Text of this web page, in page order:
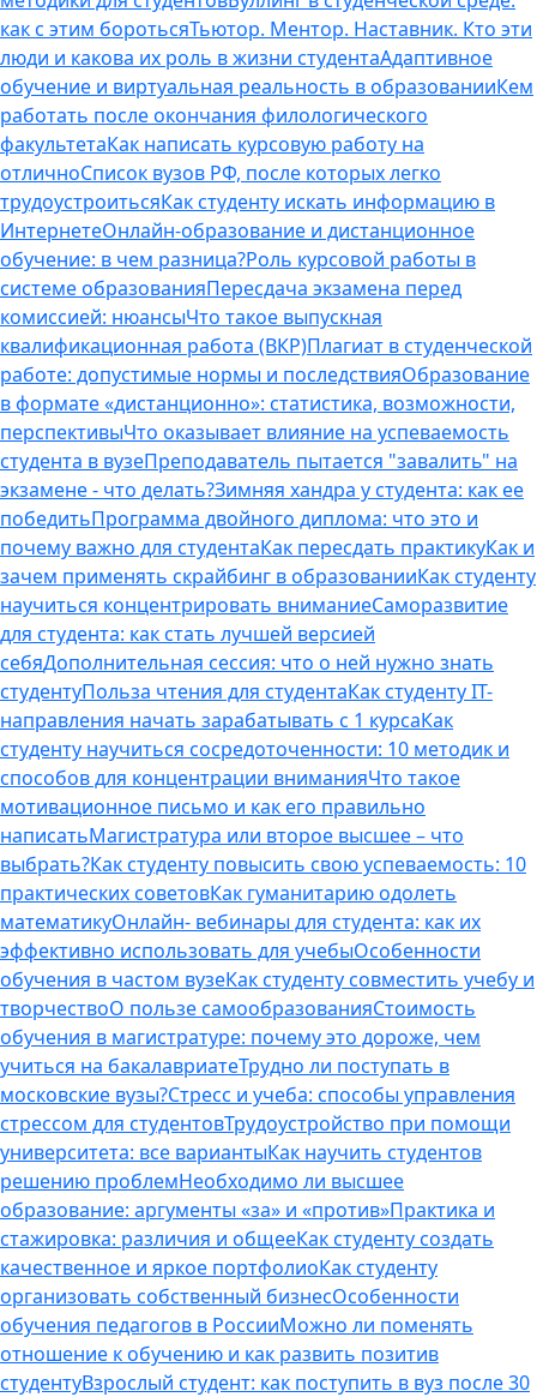
как с этим боротьсяТьютор. Ментор. Наставник. Кто эти
люди и какова их роль в жизни студентаАдаптивное
обучение и виртуальная реальность в образованииКем
работать после окончания филологического
факультетаКак написать курсовую работу на
отличноСписок вузов РФ, после которых легко
трудоустроитьсяКак студенту искать информацию в
ИнтернетеОнлайн-образование и дистанционное
обучение: в чем разница?Роль курсовой работы в
системе образованияПересдача экзамена перед
комиссией: нюансыЧто такое выпускная
квалификационная работа (ВКР)Плагиат в студенческой
работе: допустимые нормы и последствияОбразование
в формате «дистанционно»: статистика, возможности,
перспективыЧто оказывает влияние на успеваемость
студента в вузеПреподаватель пытается "завалить" на
экзамене - что делать?Зимняя хандра у студента: как ее
победитьПрограмма двойного диплома: что это и
почему важно для студентаКак пересдать практикуКак и
зачем применять скрайбинг в образованииКак студенту
научиться концентрировать вниманиеСаморазвитие
для студента: как стать лучшей версией
себяДополнительная сессия: что о ней нужно знать
студентуПольза чтения для студентаКак студенту IT-
направления начать зарабатывать с 1 курсаКак
студенту научиться сосредоточенности: 10 методик и
способов для концентрации вниманияЧто такое
мотивационное письмо и как его правильно
написатьМагистратура или второе высшее – что
выбрать?Как студенту повысить свою успеваемость: 10
практических советовКак гуманитарию одолеть
математикуОнлайн- вебинары для студента: как их
эффективно использовать для учебыОсобенности
обучения в частом вузеКак студенту совместить учебу и
творчествоО пользе самообразованияСтоимость
обучения в магистратуре: почему это дороже, чем
учиться на бакалавриатеТрудно ли поступать в
московские вузы?Стресс и учеба: способы управления
стрессом для студентовТрудоустройство при помощи
университета: все вариантыКак научить студентов
решению проблемНеобходимо ли высшее
образование: аргументы «за» и «против»Практика и
стажировка: различия и общееКак студенту создать
качественное и яркое портфолиоКак студенту
организовать собственный бизнесОсобенности
обучения педагогов в РоссииМожно ли поменять
отношение к обучению и как развить позитив
студентуВзрослый студент: как поступить в вуз после 30